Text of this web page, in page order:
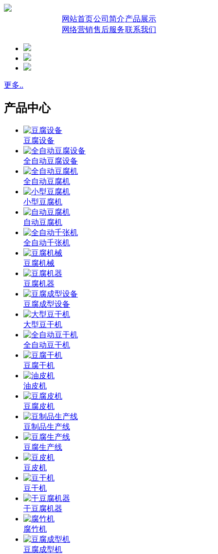
网站首页公司简介产品展示
网络营销售后服务联系我们
更多..
产品中心
豆腐设备
全自动豆腐设备
全自动豆腐机
小型豆腐机
自动豆腐机
全自动千张机
豆腐机械
豆腐机器
豆腐成型设备
大型豆干机
全自动豆干机
豆腐干机
油皮机
豆腐皮机
豆制品生产线
豆腐生产线
豆皮机
豆干机
干豆腐机器
腐竹机
豆腐成型机